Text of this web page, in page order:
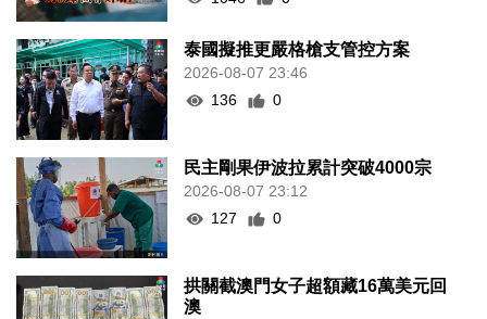
泰國擬推更嚴格槍支管控方案
2026-08-07 23:46
136
0
民主剛果伊波拉累計突破4000宗
2026-08-07 23:12
127
0
拱關截澳門女子超額藏16萬美元回
澳